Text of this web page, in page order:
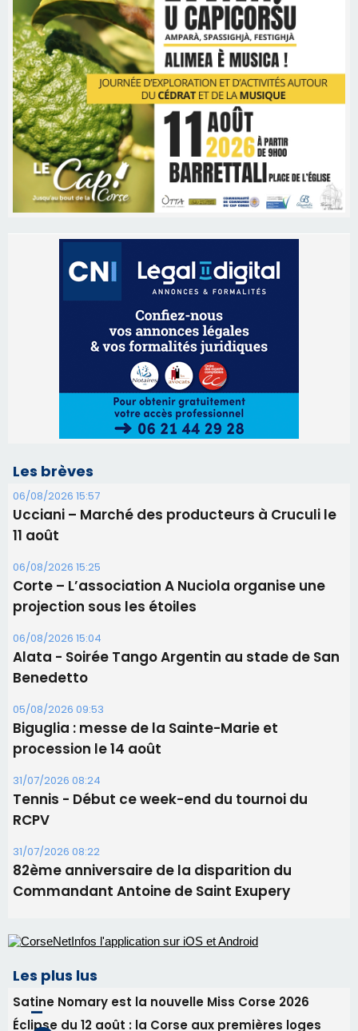
Les brèves
06/08/2026 15:57
Ucciani – Marché des producteurs à Cruculi le
11 août
06/08/2026 15:25
Corte – L’association A Nuciola organise une
projection sous les étoiles
06/08/2026 15:04
Alata - Soirée Tango Argentin au stade de San
Benedetto
05/08/2026 09:53
Biguglia : messe de la Sainte-Marie et
procession le 14 août
31/07/2026 08:24
Tennis - Début ce week-end du tournoi du
RCPV
31/07/2026 08:22
82ème anniversaire de la disparition du
Commandant Antoine de Saint Exupery
Les plus lus
Satine Nomary est la nouvelle Miss Corse 2026
Éclipse du 12 août : la Corse aux premières loges